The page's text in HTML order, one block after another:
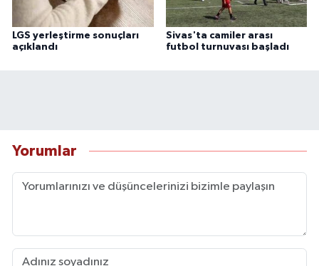
LGS yerleştirme sonuçları
açıklandı
Sivas'ta camiler arası
futbol turnuvası başladı
Yorumlar